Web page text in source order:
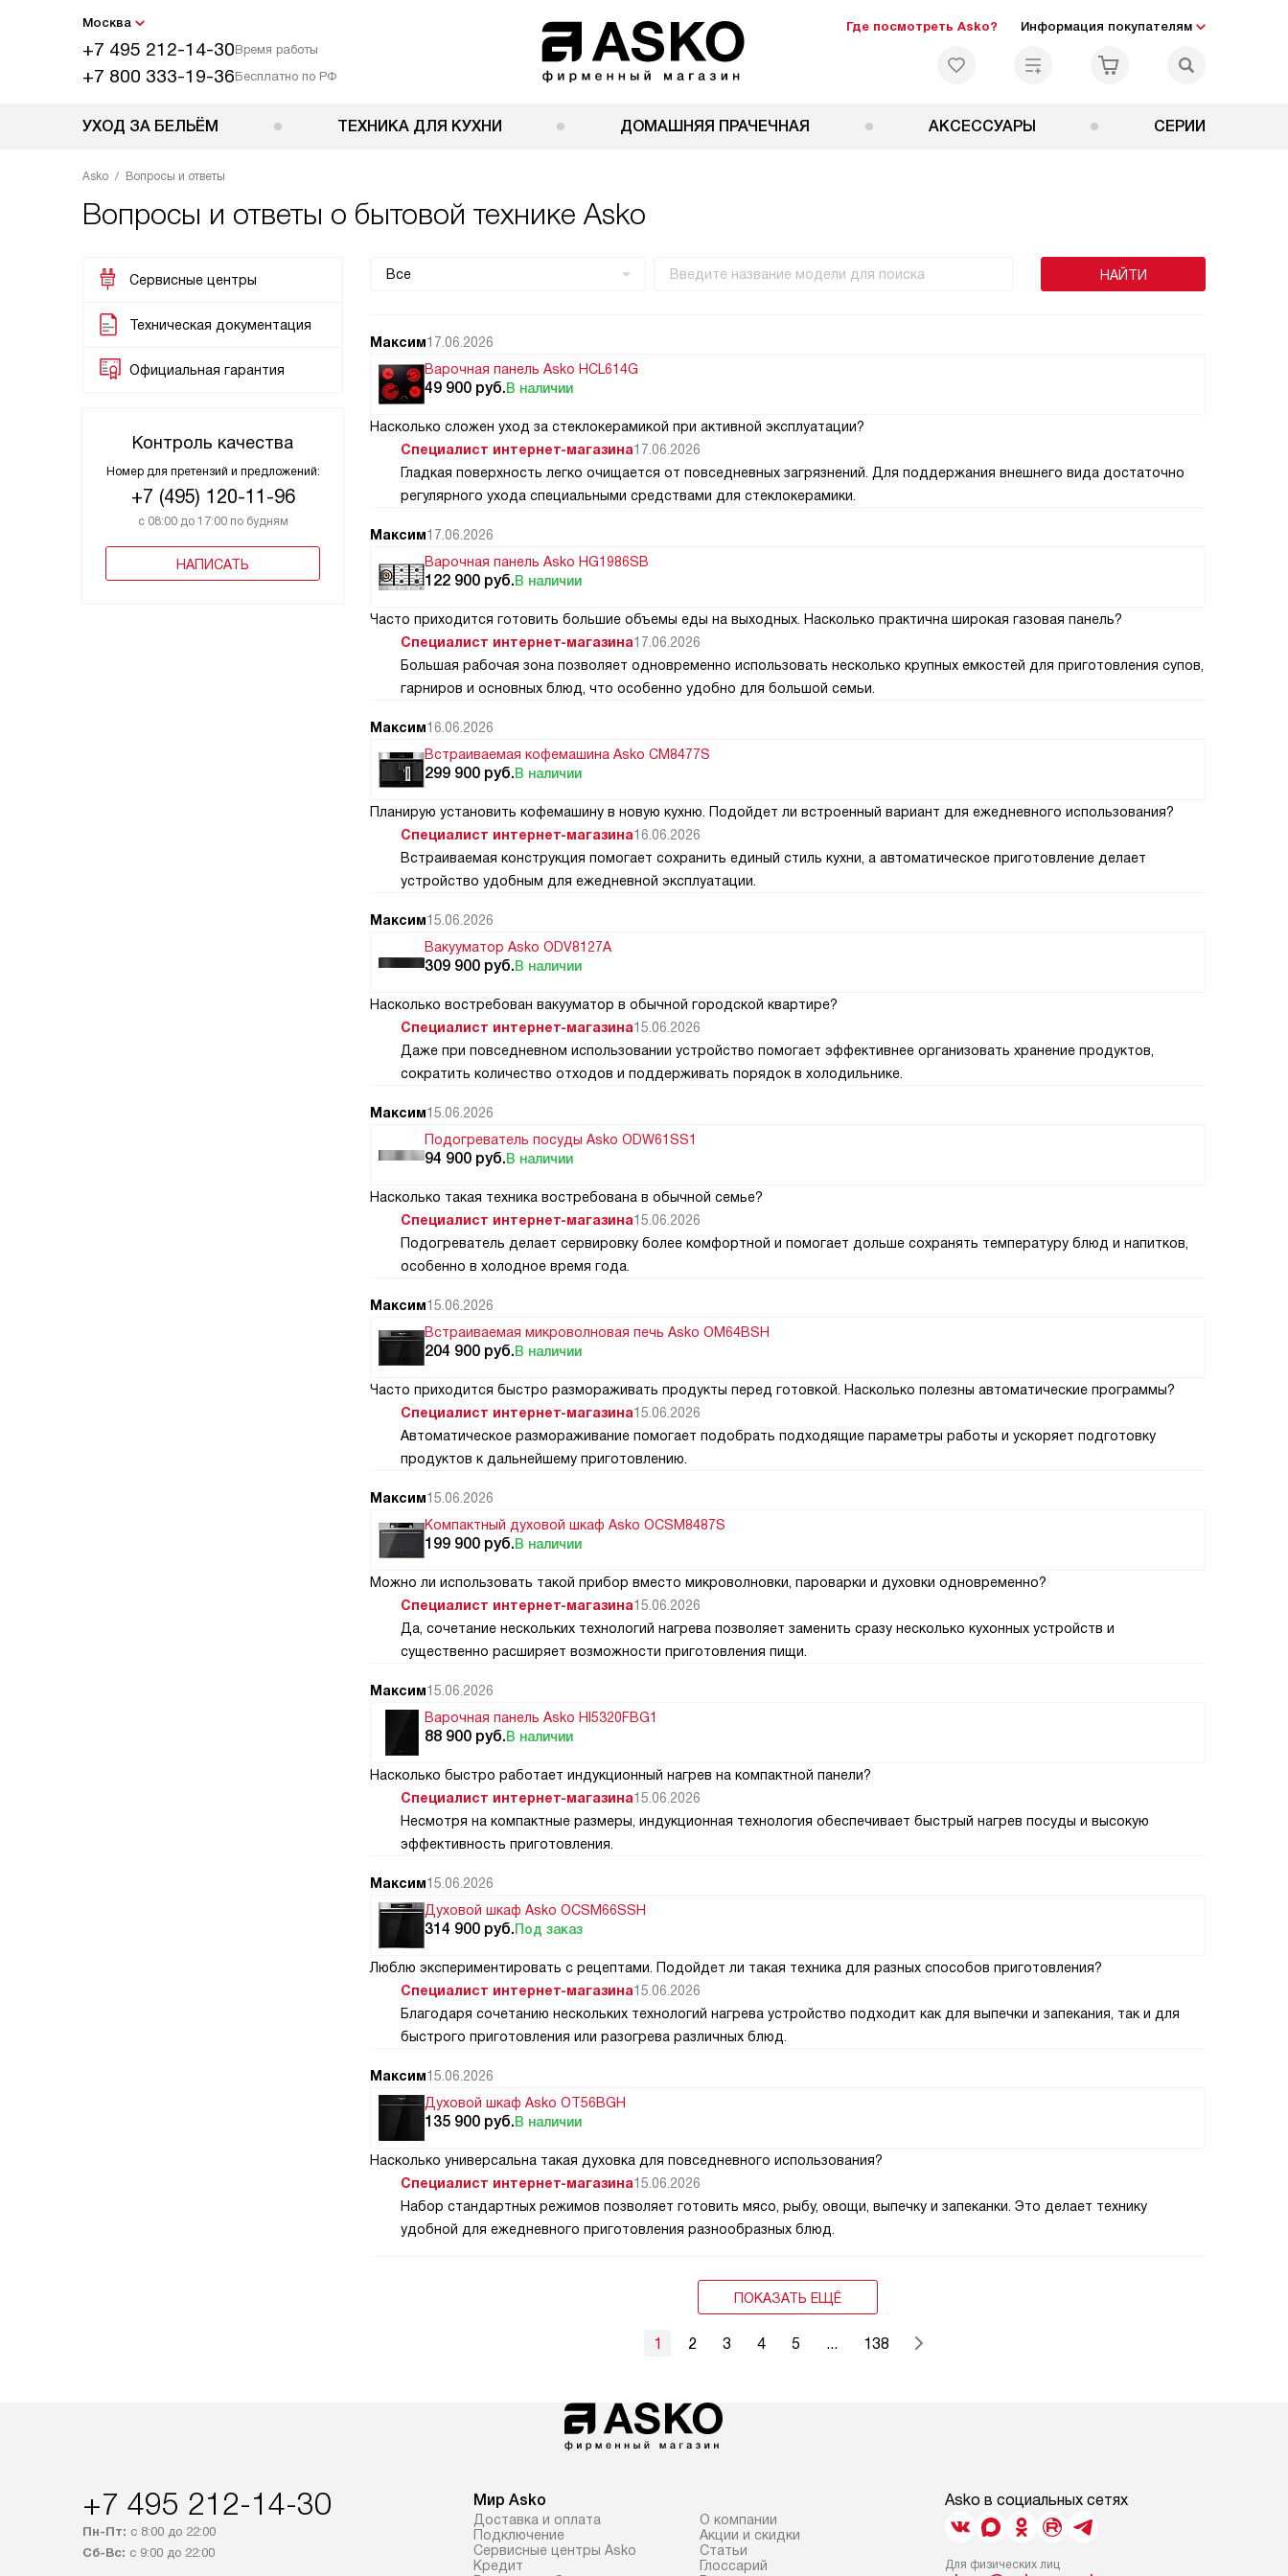
Москва
+7 495 212-14-30Время работы
+7 800 333-19-36Бесплатно по РФ
Где посмотреть Asko? Информация покупателям
УХОД ЗА БЕЛЬЁМ ТЕХНИКА ДЛЯ КУХНИ ДОМАШНЯЯ ПРАЧЕЧНАЯ АКСЕССУАРЫ СЕРИИ
Asko Вопросы и ответы
Вопросы и ответы о бытовой технике Asko
Сервисные центры
Техническая документация
Официальная гарантия
Контроль качества
Номер для претензий и предложений:
+7 (495) 120-11-96
с 08:00 до 17:00 по будням
НАПИСАТЬ
Все
Максим17.06.2026
Варочная панель Asko HCL614G
49 900 руб.В наличии
Насколько сложен уход за стеклокерамикой при активной эксплуатации?
Специалист интернет-магазина17.06.2026
Гладкая поверхность легко очищается от повседневных загрязнений. Для поддержания внешнего вида достаточно
регулярного ухода специальными средствами для стеклокерамики.
Максим17.06.2026
Варочная панель Asko HG1986SB
122 900 руб.В наличии
Часто приходится готовить большие объемы еды на выходных. Насколько практична широкая газовая панель?
Специалист интернет-магазина17.06.2026
Большая рабочая зона позволяет одновременно использовать несколько крупных емкостей для приготовления супов,
гарниров и основных блюд, что особенно удобно для большой семьи.
Максим16.06.2026
Встраиваемая кофемашина Asko CM8477S
299 900 руб.В наличии
Планирую установить кофемашину в новую кухню. Подойдет ли встроенный вариант для ежедневного использования?
Специалист интернет-магазина16.06.2026
Встраиваемая конструкция помогает сохранить единый стиль кухни, а автоматическое приготовление делает
устройство удобным для ежедневной эксплуатации.
Максим15.06.2026
Вакууматор Asko ODV8127A
309 900 руб.В наличии
Насколько востребован вакууматор в обычной городской квартире?
Специалист интернет-магазина15.06.2026
Даже при повседневном использовании устройство помогает эффективнее организовать хранение продуктов,
сократить количество отходов и поддерживать порядок в холодильнике.
Максим15.06.2026
Подогреватель посуды Asko ODW61SS1
94 900 руб.В наличии
Насколько такая техника востребована в обычной семье?
Специалист интернет-магазина15.06.2026
Подогреватель делает сервировку более комфортной и помогает дольше сохранять температуру блюд и напитков,
особенно в холодное время года.
Максим15.06.2026
Встраиваемая микроволновая печь Asko OM64BSH
204 900 руб.В наличии
Часто приходится быстро размораживать продукты перед готовкой. Насколько полезны автоматические программы?
Специалист интернет-магазина15.06.2026
Автоматическое размораживание помогает подобрать подходящие параметры работы и ускоряет подготовку
продуктов к дальнейшему приготовлению.
Максим15.06.2026
Компактный духовой шкаф Asko OCSM8487S
199 900 руб.В наличии
Можно ли использовать такой прибор вместо микроволновки, пароварки и духовки одновременно?
Специалист интернет-магазина15.06.2026
Да, сочетание нескольких технологий нагрева позволяет заменить сразу несколько кухонных устройств и
существенно расширяет возможности приготовления пищи.
Максим15.06.2026
Варочная панель Asko HI5320FBG1
88 900 руб.В наличии
Насколько быстро работает индукционный нагрев на компактной панели?
Специалист интернет-магазина15.06.2026
Несмотря на компактные размеры, индукционная технология обеспечивает быстрый нагрев посуды и высокую
эффективность приготовления.
Максим15.06.2026
Духовой шкаф Asko OCSM66SSH
314 900 руб.Под заказ
Люблю экспериментировать с рецептами. Подойдет ли такая техника для разных способов приготовления?
Специалист интернет-магазина15.06.2026
Благодаря сочетанию нескольких технологий нагрева устройство подходит как для выпечки и запекания, так и для
быстрого приготовления или разогрева различных блюд.
Максим15.06.2026
Духовой шкаф Asko OT56BGH
135 900 руб.В наличии
Насколько универсальна такая духовка для повседневного использования?
Специалист интернет-магазина15.06.2026
Набор стандартных режимов позволяет готовить мясо, рыбу, овощи, выпечку и запеканки. Это делает технику
удобной для ежедневного приготовления разнообразных блюд.
ПОКАЗАТЬ ЕЩЁ
1 2 3 4 5 ... 138
+7 495 212-14-30
Пн-Пт: с 8:00 до 22:00
Сб-Вс: с 9:00 до 22:00
Мир Asko
Доставка и оплата
Подключение
Сервисные центры Asko
Кредит
О компании
Акции и скидки
Статьи
Глоссарий
Asko в социальных сетях
Для физических лиц